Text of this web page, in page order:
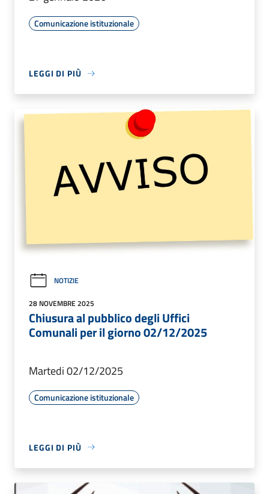
Comunicazione istituzionale
LEGGI DI PIÙ
NOTIZIE
28 NOVEMBRE 2025
Chiusura al pubblico degli Uffici
Comunali per il giorno 02/12/2025
Martedi 02/12/2025
Comunicazione istituzionale
LEGGI DI PIÙ